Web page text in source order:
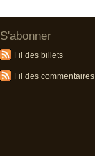
S'abonner
Fil des billets
Fil des commentaires